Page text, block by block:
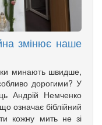
змінює наше
минають швидше,
дорогими? У
Андрій Немченко
означає біблійний
кожну мить не зі